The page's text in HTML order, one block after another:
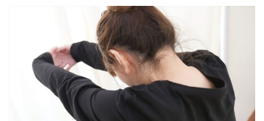
お知らせ
ご予約・お問い合わせ
080-2378-0529